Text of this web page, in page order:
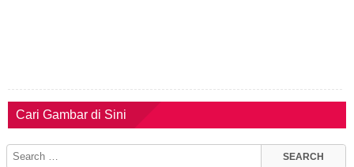
Cari Gambar di Sini